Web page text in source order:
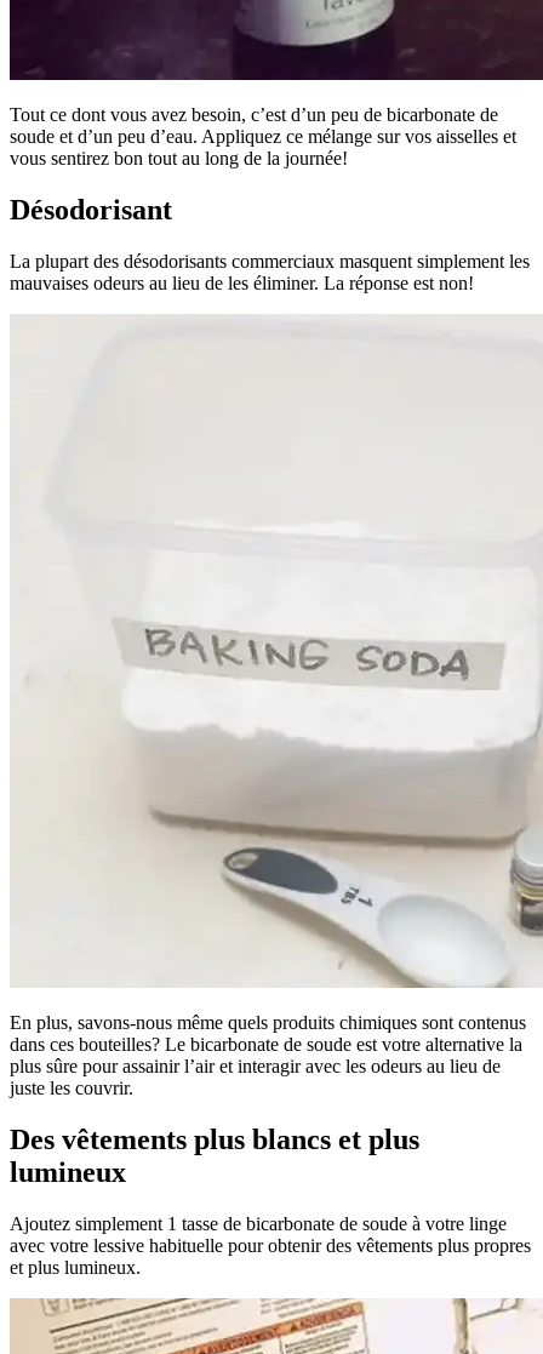
Tout ce dont vous avez besoin, c’est d’un peu de bicarbonate de
soude et d’un peu d’eau. Appliquez ce mélange sur vos aisselles et
vous sentirez bon tout au long de la journée!
Désodorisant
La plupart des désodorisants commerciaux masquent simplement les
mauvaises odeurs au lieu de les éliminer. La réponse est non!
En plus, savons-nous même quels produits chimiques sont contenus
dans ces bouteilles? Le bicarbonate de soude est votre alternative la
plus sûre pour assainir l’air et interagir avec les odeurs au lieu de
juste les couvrir.
Des vêtements plus blancs et plus
lumineux
Ajoutez simplement 1 tasse de bicarbonate de soude à votre linge
avec votre lessive habituelle pour obtenir des vêtements plus propres
et plus lumineux.